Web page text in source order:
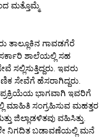
ಮತ್ತೊಮ್ಮೆ
ತಾಲ್ಲೂಕಿನ ಗಾವಡಗೆರೆ
ಶಾಲೆಯಲ್ಲಿ ಸಹ
ಸಲ್ಲಿಸುತ್ತಿದ್ದರು. ಇವರು
ಸೇವೆಗೆ ಹೆಸರಾಗಿದ್ದರು.
ಪ್ರಕ್ರಿಯೆಯ ಭಾಗವಾಗಿ ಇವರಿಗೆ
ಮಾಹಿತಿ ಸಂಗ್ರಹಿಸುವ ಮಹತ್ತರ
ಜಿಲ್ಲಾಡಳಿತವು ವಹಿಸಿತ್ತು.
ನಿಗದಿತ ಬಡಾವಣೆಯಲ್ಲಿ ಮನೆ